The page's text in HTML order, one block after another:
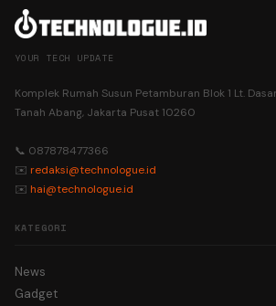
YOUR TECH UPDATE
Komplek Rumah Susun Petamburan Blok 1 Lt.
Tanah Abang, Jakarta Pusat 10260
📞 087878477366
✉️ redaksi@technologue.id
✉️ hai@technologue.id
KATEGORI
News
Gadget